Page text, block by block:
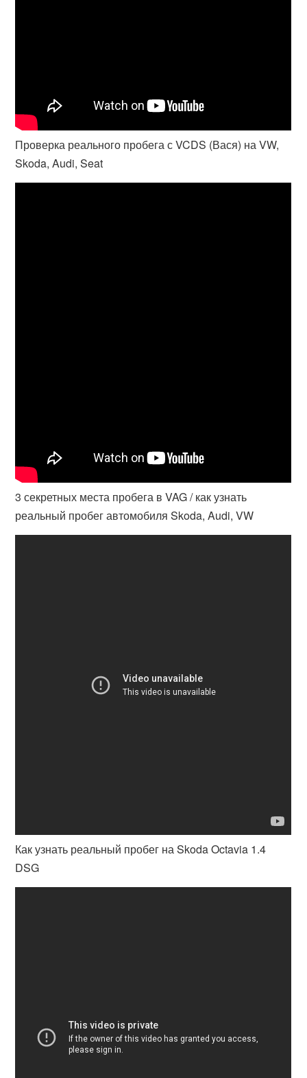
Проверка реального пробега с VCDS (Вася) на VW,
Skoda, Audi, Seat
3 секретных места пробега в VAG / как узнать
реальный пробег автомобиля Skoda, Audi, VW
Как узнать реальный пробег на Skoda Octavia 1.4
DSG